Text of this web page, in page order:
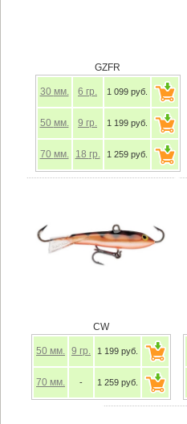
GZFR
30 мм. 6 гр. 1 099 руб.
50 мм. 9 гр. 1 199 руб.
70 мм. 18 гр. 1 259 руб.
CW
50 мм. 9 гр. 1 199 руб.
70 мм. - 1 259 руб.